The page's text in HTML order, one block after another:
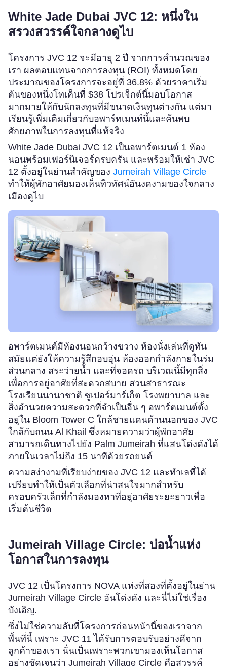
White Jade Dubai JVC 12: หนึ่งใน
สรวงสวรรค์ใจกลางดูไบ
โครงการ JVC 12 จะมีอายุ 2 ปี จากการคำนวณของ
เรา ผลตอบแทนจากการลงทุน (ROI) ทั้งหมดโดย
ประมาณของโครงการจะอยู่ที่ 36.8% ด้วยราคาเริ่ม
ต้นของหนึ่งโทเค็นที่ $38 โปรเจ็กต์นี้มอบโอกาส
มากมายให้กับนักลงทุนที่มีขนาดเงินทุนต่างกัน แต่มา
เรียนรู้เพิ่มเติมเกี่ยวกับอพาร์ทเมนท์นี้และค้นพบ
ศักยภาพในการลงทุนที่แท้จริง
White Jade Dubai JVC 12 เป็นอพาร์ตเมนต์ 1 ห้อง
นอนพร้อมเฟอร์นิเจอร์ครบครัน และพร้อมให้เช่า JVC
12 ตั้งอยู่ในย่านสำคัญของ Jumeirah Village Circle
ทำให้ผู้พักอาศัยมองเห็นทิวทัศน์อันงดงามของใจกลาง
เมืองดูไบ
อพาร์ตเมนต์มีห้องนอนกว้างขวาง ห้องนั่งเล่นที่ดูทัน
สมัยแต่ยังให้ความรู้สึกอบอุ่น ห้องออกกำลังกายในร่ม
ส่วนกลาง สระว่ายน้ำ และที่จอดรถ บริเวณนี้มีทุกสิ่ง
เพื่อการอยู่อาศัยที่สะดวกสบาย สวนสาธารณะ
โรงเรียนนานาชาติ ซูเปอร์มาร์เก็ต โรงพยาบาล และ
สิ่งอำนวยความสะดวกที่จำเป็นอื่น ๆ อพาร์ตเมนต์ตั้ง
อยู่ใน Bloom Tower C ใกล้ชายแดนด้านนอกของ JVC
ใกล้กับถนน Al Khail ซึ่งหมายความว่าผู้พักอาศัย
สามารถเดินทางไปยัง Palm Jumeirah ที่แสนโด่งดังได้
ภายในเวลาไม่ถึง 15 นาทีด้วยรถยนต์
ความสง่างามที่เรียบง่ายของ JVC 12 และทำเลที่ได้
เปรียบทำให้เป็นตัวเลือกที่น่าสนใจมากสำหรับ
ครอบครัวเล็กที่กำลังมองหาที่อยู่อาศัยระยะยาวเพื่อ
เริ่มต้นชีวิต
Jumeirah Village Circle: บ่อน้ำแห่ง
โอกาสในการลงทุน
JVC 12 เป็นโครงการ NOVA แห่งที่สองที่ตั้งอยู่ในย่าน
Jumeirah Village Circle อันโด่งดัง และนี่ไม่ใช่เรื่อง
บังเอิญ.
ซึ่งไม่ใช่ความลับที่โครงการก่อนหน้านี้ของเราจาก
พื้นที่นี้ เพราะ JVC 11 ได้รับการตอบรับอย่างดีจาก
ลูกค้าของเรา นั่นเป็นเพราะพวกเขามองเห็นโอกาส
อย่างชัดเจนว่า Jumeirah Village Circle คือสวรรค์